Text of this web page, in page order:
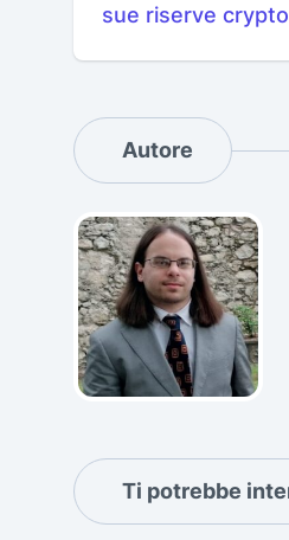
sue riserve crypto
Autore
Ti potrebbe